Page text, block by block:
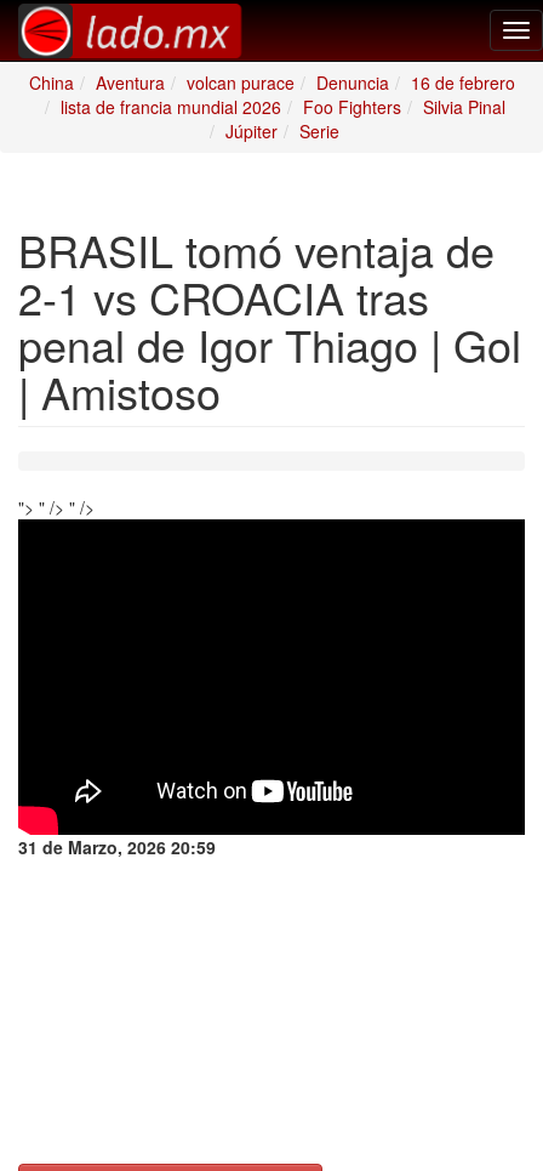
China
Aventura volcan purace Denuncia
16 de febrero
lista de francia mundial 2026
Foo Fighters
Silvia Pinal
Júpiter
Serie
BRASIL tomó ventaja de
2-1 vs CROACIA tras
penal de Igor Thiago | Gol
| Amistoso
"> " /> " />
31 de Marzo, 2026 20:59